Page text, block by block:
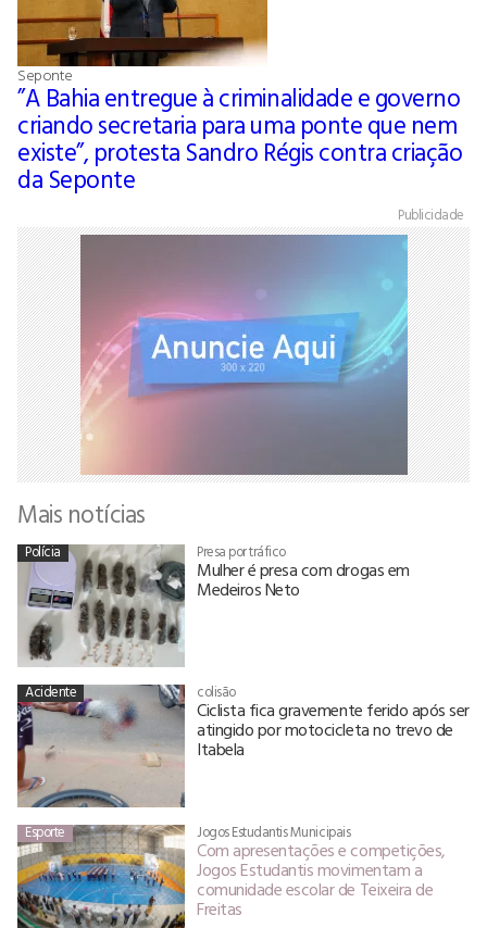
Seponte
”A Bahia entregue à criminalidade e governo
criando secretaria para uma ponte que nem
existe”, protesta Sandro Régis contra criação
da Seponte
Publicidade
Mais notícias
Polícia Presa por tráfico
Mulher é presa com drogas em
Medeiros Neto
Acidente colisão
Ciclista fica gravemente ferido após ser
atingido por motocicleta no trevo de
Itabela
Esporte Jogos Estudantis Municipais
Com apresentações e competições,
Jogos Estudantis movimentam a
comunidade escolar de Teixeira de
Freitas